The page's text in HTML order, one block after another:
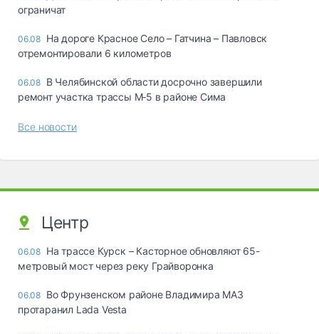
ограничат
06.08 На дороге Красное Село – Гатчина – Павловск
отремонтировали 6 километров
06.08 В Челябинской области досрочно завершили
ремонт участка трассы М‑5 в районе Сима
Все новости
Центр
06.08 На трассе Курск – Касторное обновляют 65-
метровый мост через реку Грайворонка
06.08 Во Фрунзенском районе Владимира МАЗ
протаранил Lada Vesta